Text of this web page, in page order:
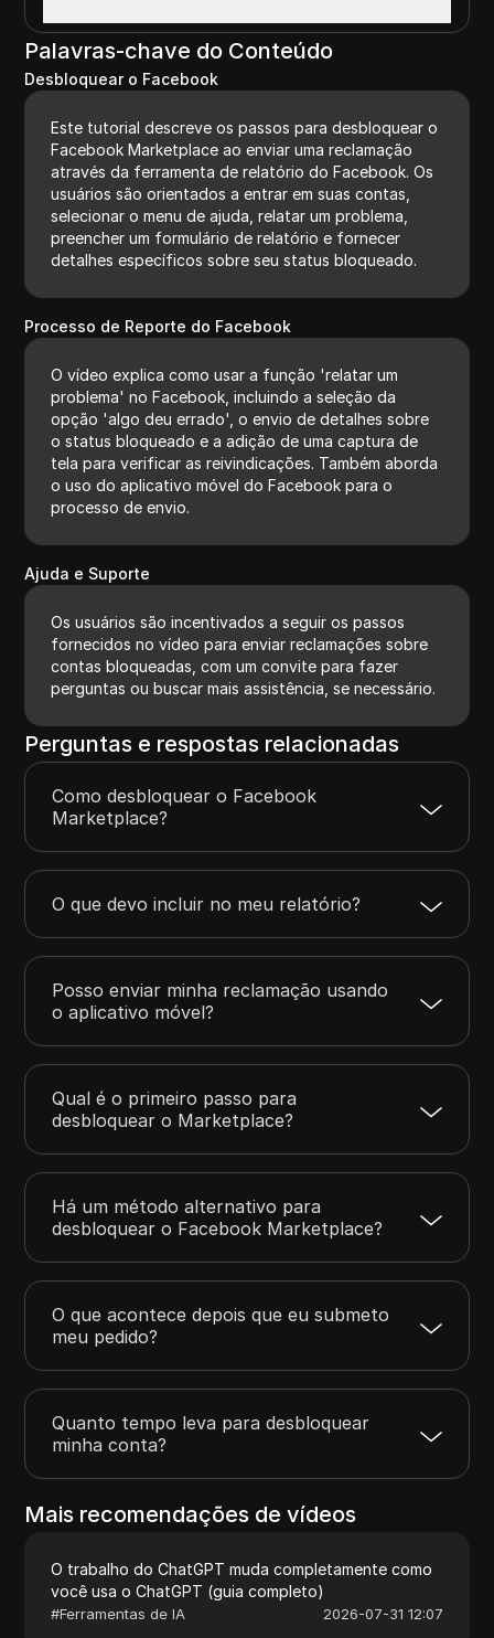
Palavras-chave do Conteúdo
Desbloquear o Facebook
Este tutorial descreve os passos para desbloquear o
Facebook Marketplace ao enviar uma reclamação
através da ferramenta de relatório do Facebook. Os
usuários são orientados a entrar em suas contas,
selecionar o menu de ajuda, relatar um problema,
preencher um formulário de relatório e fornecer
detalhes específicos sobre seu status bloqueado.
Processo de Reporte do Facebook
O vídeo explica como usar a função 'relatar um
problema' no Facebook, incluindo a seleção da
opção 'algo deu errado', o envio de detalhes sobre
o status bloqueado e a adição de uma captura de
tela para verificar as reivindicações. Também aborda
o uso do aplicativo móvel do Facebook para o
processo de envio.
Ajuda e Suporte
Os usuários são incentivados a seguir os passos
fornecidos no vídeo para enviar reclamações sobre
contas bloqueadas, com um convite para fazer
perguntas ou buscar mais assistência, se necessário.
Perguntas e respostas relacionadas
Como desbloquear o Facebook
Marketplace?
O que devo incluir no meu relatório?
Posso enviar minha reclamação usando
o aplicativo móvel?
Qual é o primeiro passo para
desbloquear o Marketplace?
Há um método alternativo para
desbloquear o Facebook Marketplace?
O que acontece depois que eu submeto
meu pedido?
Quanto tempo leva para desbloquear
minha conta?
Mais recomendações de vídeos
O trabalho do ChatGPT muda completamente como
você usa o ChatGPT (guia completo)
#Ferramentas de IA 2026-07-31 12:07